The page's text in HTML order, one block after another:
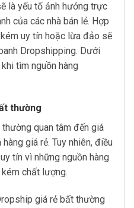
là yếu tố ảnh hưởng trực
của các nhà bán lẻ. Hợp
uy tín hoặc lừa đảo sẽ
Dropshipping. Dưới
tìm nguồn hàng
thường
quan tâm đến giá
giá rẻ. Tuy nhiên, điều
tín vì những nguồn hàng
chất lượng.
giá rẻ bất thường